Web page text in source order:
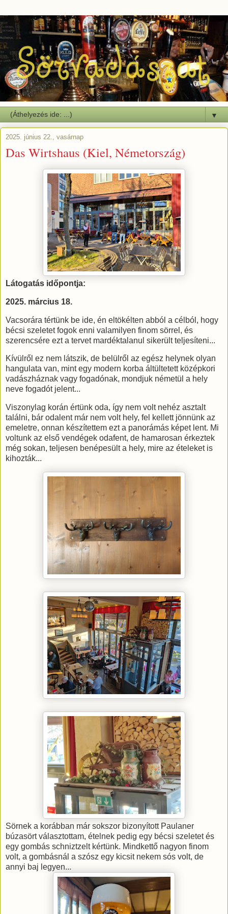
▼
2025. június 22., vasárnap
Das Wirtshaus (Kiel, Németország)
Látogatás időpontja:
2025. március 18.
Vacsorára tértünk be ide, én eltökélten abból a célból, hogy
bécsi szeletet fogok enni valamilyen finom sörrel, és
szerencsére ezt a tervet mardéktalanul sikerült teljesíteni...
Kívülről ez nem látszik, de belülről az egész helynek olyan
hangulata van, mint egy modern korba áltültetett középkori
vadászháznak vagy fogadónak, mondjuk németül a hely
neve fogadót jelent...
Viszonylag korán értünk oda, így nem volt nehéz asztalt
találni, bár odalent már nem volt hely, fel kellett jönnünk az
emeletre, onnan készítettem ezt a panorámás képet lent. Mi
voltunk az első vendégek odafent, de hamarosan érkeztek
még sokan, teljesen benépesült a hely, mire az ételeket is
kihozták...
Sörnek a korábban már sokszor bizonyított Paulaner
búzasört választottam, ételnek pedig egy bécsi szeletet és
egy gombás schniztzelt kértünk. Mindkettő nagyon finom
volt, a gombásnál a szósz egy kicsit nekem sós volt, de
annyi baj legyen...